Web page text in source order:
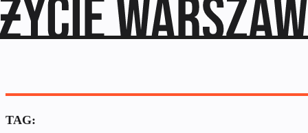
TAG: